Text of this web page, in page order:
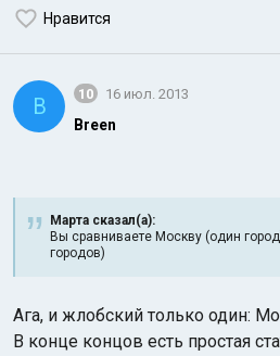
Нравится
B 10 16 июл. 2013
Breen
Марта сказал(а):
Вы сравниваете Москву (один
городов)
Ага, и жлобский только один:
В конце концов есть простая